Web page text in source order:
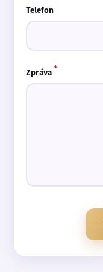
Telefon
Zpráva*